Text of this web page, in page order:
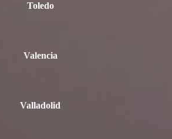
Toledo
Valencia
Valladolid